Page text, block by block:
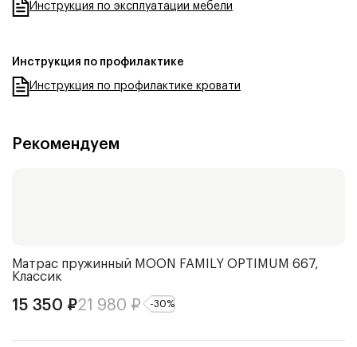
Инструкция по эксплуатации мебели
Инструкция по профилактике
Инструкция по профилактике кровати
Рекомендуем
Матрас пружинный MOON FAMILY OPTIMUM 667,
Классик
15 350 ₽21 980 ₽ -30%